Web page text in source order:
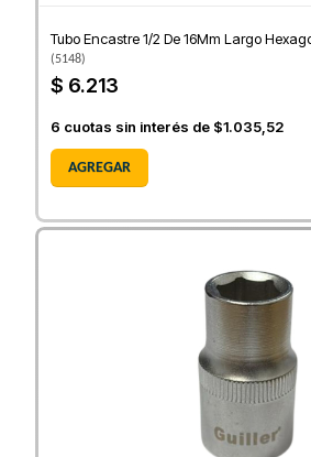
Tubo Encastre 1/2 De 16Mm Largo
(5148)
$ 6.213
6 cuotas sin interés de $1.035,52
AGREGAR